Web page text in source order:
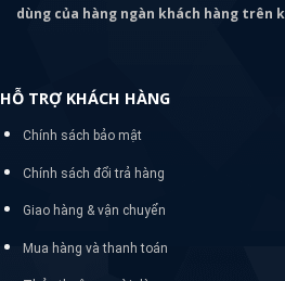
dùng của hàng ngàn khách hàng trên
HỖ TRỢ KHÁCH HÀNG
Chính sách bảo mật
Chính sách đổi trả hàng
Giao hàng & vận chuyển
Mua hàng và thanh toán